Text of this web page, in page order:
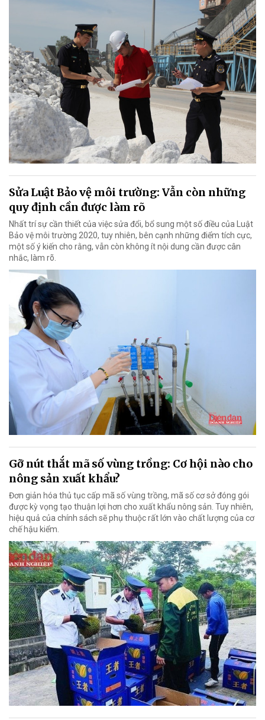
Sửa Luật Bảo vệ môi trường: Vẫn còn những
quy định cần được làm rõ
Nhất trí sự cần thiết của việc sửa đổi, bổ sung một số điều của Luật
Bảo vệ môi trường 2020, tuy nhiên, bên cạnh những điểm tích cực,
một số ý kiến cho rằng, vẫn còn không ít nội dung cần được cân
nhắc, làm rõ.
Gỡ nút thắt mã số vùng trồng: Cơ hội nào cho
nông sản xuất khẩu?
Đơn giản hóa thủ tục cấp mã số vùng trồng, mã số cơ sở đóng gói
được kỳ vọng tạo thuận lợi hơn cho xuất khẩu nông sản. Tuy nhiên,
hiệu quả của chính sách sẽ phụ thuộc rất lớn vào chất lượng của cơ
chế hậu kiểm.